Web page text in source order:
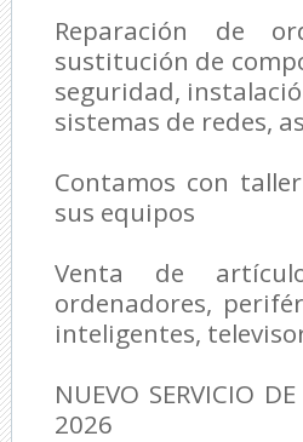
Reparación de
sustitución de
seguridad,
sistemas de redes,
Contamos con
sus equipos
Venta de
ordenadores,
inteligentes,
NUEVO SERVICIO
2026